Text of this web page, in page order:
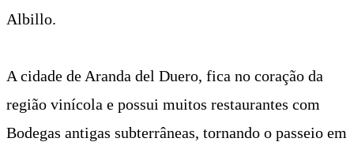
Albillo.
A cidade de Aranda del Duero, fica no coração da
região vinícola e possui muitos restaurantes com
Bodegas antigas subterrâneas, tornando o passeio em